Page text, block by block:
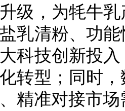
级，为牦牛
乳清粉、功
科技创新投
转型；同时
精准对接市